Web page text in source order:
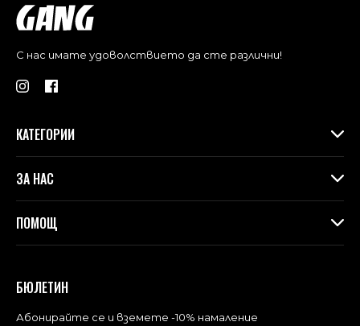
С нас имате удоволствието да сте различни!
КАТЕГОРИИ
Макси колекция
ЗА НАС
Контакти
Blog
ПОМОЩ
Често задавани въпроси
Политика за поверителност
БЮЛЕТИН
Абонирайте се и вземете -10% намаление